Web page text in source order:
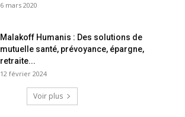
6 mars 2020
Malakoff Humanis : Des solutions de
mutuelle santé, prévoyance, épargne,
retraite...
12 février 2024
Voir plus